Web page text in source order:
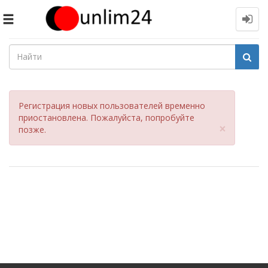
Toggle
navigation
Регистрация новых пользователей временно
приостановлена. Пожалуйста, попробуйте
позже.
×